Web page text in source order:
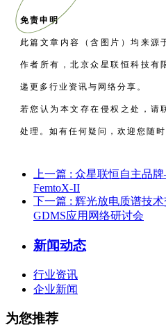
免责申明
此篇文章内容（含图片）均来源
作者所有，北京众星联恒科技有
递更多行业资讯与网络分享。
若您认为本文存在侵权之处，请
处理。如有任何疑问，欢迎您随时
上一篇 : 众星联恒自主品
FemtoX-II
下一篇 : 辉光放电质谱技
GDMS应用网络研讨会
新闻动态
行业资讯
企业新闻
为您推荐